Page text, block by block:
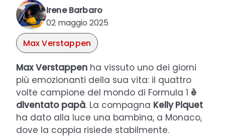
Irene Barbaro
02 maggio 2025
Max Verstappen
Max Verstappen ha vissuto uno dei giorni
più emozionanti della sua vita: il quattro
volte campione del mondo di Formula 1 è
diventato papà. La compagna Kelly Piquet
ha dato alla luce una bambina, a Monaco,
dove la coppia risiede stabilmente.